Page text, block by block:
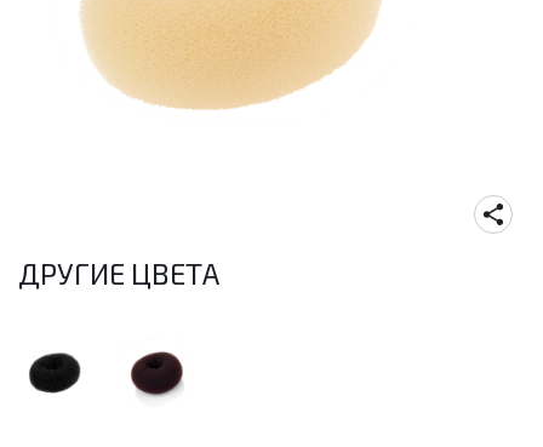
ДРУГИЕ ЦВЕТА